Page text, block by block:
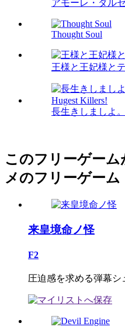
アモーレ・ダル
Thought Soul
王様と王妃様と
長生きしましよ
このフリーゲー
メのフリーゲーム
来皇境命ノ怪
F2
圧迫感を求める弾幕